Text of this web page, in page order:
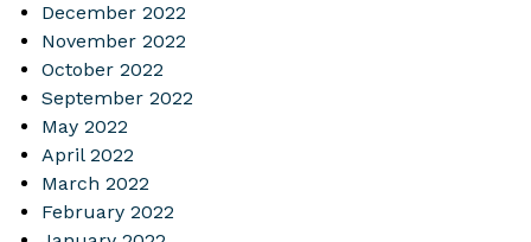
December 2022
November 2022
October 2022
September 2022
May 2022
April 2022
March 2022
February 2022